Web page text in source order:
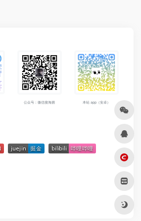
公众号：微信搜海拥 本站 app（安卓）